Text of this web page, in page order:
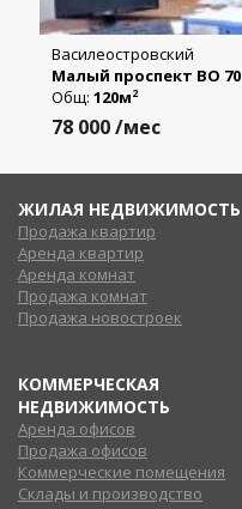
Василеостровский
Малый проспект ВО 70
Общ: 120м2
78 000/мес
ЖИЛАЯ НЕДВИЖИМОСТЬ
Продажа квартир
Аренда квартир
Аренда комнат
Продажа комнат
Продажа новостроек
КОММЕРЧЕСКАЯ
НЕДВИЖИМОСТЬ
Аренда офисов
Продажа офисов
Коммерческие помещения
Склады и производство